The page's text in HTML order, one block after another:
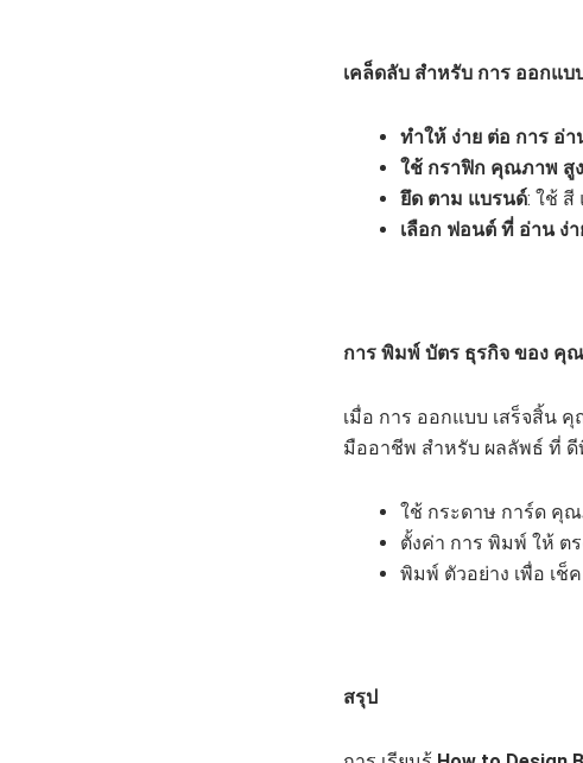
เคล็ดลับ สำหรับ การ ออกแ
ทำให้ ง่าย ต่อ การ อ่า
ใช้ กราฟิก คุณภาพ สูง
ยึด ตาม แบรนด์: ใช้
เลือก ฟอนต์ ที่ อ่าน ง่า
การ พิมพ์ บัตร ธุรกิจ ของ คุณ
เมื่อ การ ออกแบบ เสร็จสิ้น
มืออาชีพ สำหรับ ผลลัพธ์ ที่ ดี
ใช้ กระดาษ การ์ด คุ
ตั้งค่า การ พิมพ์ ให้ ต
พิมพ์ ตัวอย่าง เพื่อ เช็
สรุป